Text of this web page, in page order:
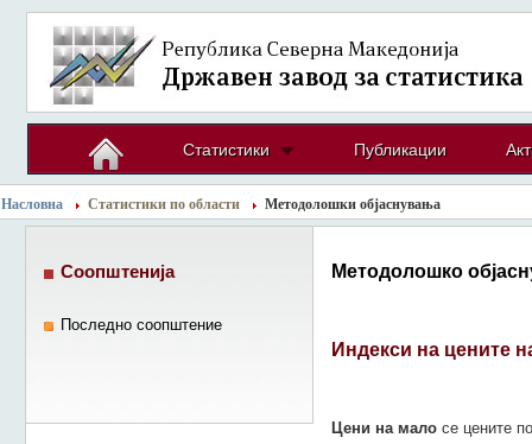
Статистики Публикации
Насловна Статистики по области Методолошки објаснувања
Методолошко
Индекси на цените
Цени на малосе цените
Соопштенија
Последно соопштение